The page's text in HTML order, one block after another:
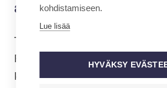
asunnottomille
Tehyn puheenjohtaja
Rytkönen ja
Keurulainen lahjoittivat
kohdistamiseen.
Lue lisää
HYVÄKSY